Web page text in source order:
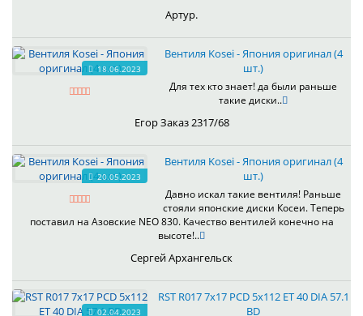
Артур.
18.06.2023
Вентиля Kosei - Япония оригинал (4
шт.)
Для тех кто знает! да были раньше
такие диски..
Егор Заказ 2317/68
20.05.2023
Вентиля Kosei - Япония оригинал (4
шт.)
Давно искал такие вентиля! Раньше
стояли японские диски Косеи. Теперь
поставил на Азовские NEO 830. Качество вентилей конечно на
высоте!..
Сергей Архангельск
02.04.2023
RST R017 7x17 PCD 5x112 ET 40 DIA 57.1
BD